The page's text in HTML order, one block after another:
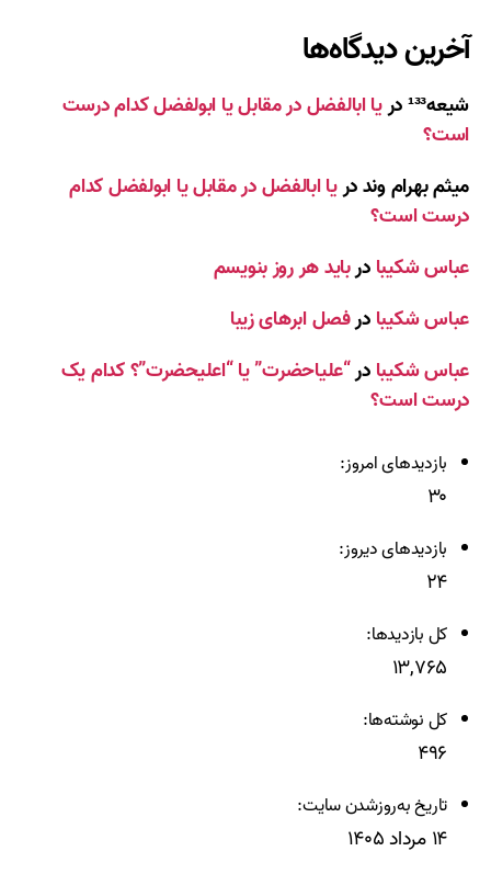
آخرین دیدگاه‌ها
شیعه¹³³ دریا ابالفضل در مقابل یا ابولفضل کدام درست
است؟
میثم بهرام ونددریا ابالفضل در مقابل یا ابولفضل کدام
درست است؟
عباس شکیبا درباید هر روز بنویسم
عباس شکیبا درفصل ابرهای زیبا
عباس شکیبا در“علیاحضرت” یا “اعلیحضرت”؟ کدام یک
درست است؟
بازدیدهای امروز:
۳۰
بازدیدهای دیروز:
۲۴
کل بازدیدها:
۱۳,۷۶۵
کل نوشته‌ها:
۴۹۶
تاریخ به‌روزشدن سایت:
۱۴ مرداد ۱۴۰۵